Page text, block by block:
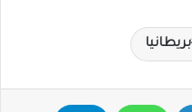
بريطانيا